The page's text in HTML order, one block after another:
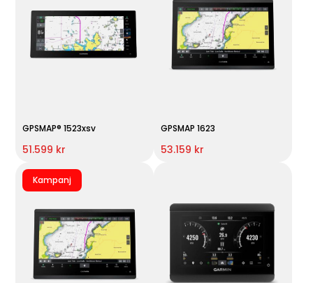
GPSMAP® 1523xsv
51.599 kr
GPSMAP 1623
53.159 kr
Kampanj